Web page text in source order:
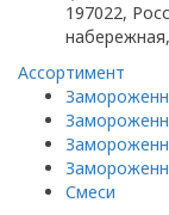
197022,
Ассортимент
Смеси